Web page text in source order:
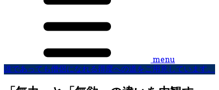
menu
誰であっても僧侶になれる得度への道をご用意しています。